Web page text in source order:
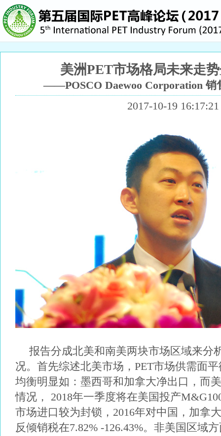
美洲PET市场格局未来走
——POSCO Daewoo Corporation 销
2017-10-19 16:17:21
报告分成北美和南美两块市场区域来分
况。首先综述北美市场， PET市场供需面
均衡明显如：墨西哥和加拿大净出口，而
情况，
2018年一季度将在美国投产
市场进口较为封锁， 2016年对中国，加拿
反倾销税在7.82% -126.43%。非美国区域